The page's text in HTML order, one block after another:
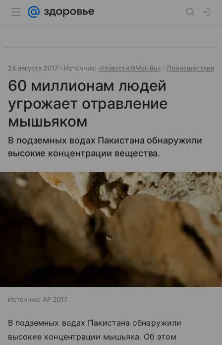
24 августа 2017 Источник: «Новости@Mail.Ru» Происшествия
60 миллионам людей
угрожает отравление
мышьяком
В подземных водах Пакистана обнаружили
высокие концентрации вещества.
Источник: AP 2017
В подземных водах Пакистана обнаружили
высокие концентрации мышьяка. Об этом